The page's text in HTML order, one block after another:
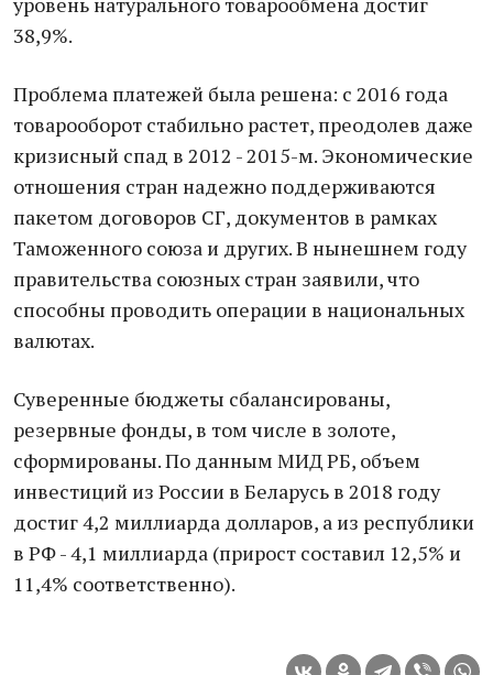
38,9%.
Проблема платежей была решена: с 2016 года
товарооборот стабильно растет, преодолев даже
кризисный спад в 2012 - 2015-м. Экономические
отношения стран надежно поддерживаются
пакетом договоров СГ, документов в рамках
Таможенного союза и других. В нынешнем году
правительства союзных стран заявили, что
способны проводить операции в национальных
валютах.
Суверенные бюджеты сбалансированы,
резервные фонды, в том числе в золоте,
сформированы. По данным МИД РБ, объем
инвестиций из России в Беларусь в 2018 году
достиг 4,2 миллиарда долларов, а из республики
в РФ - 4,1 миллиарда (прирост составил 12,5% и
11,4% соответственно).